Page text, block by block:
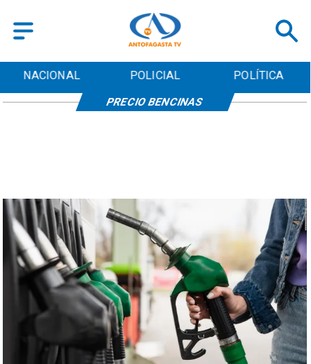
NACIONAL POLICIAL POLÍTICA
PRECIO BENCINAS